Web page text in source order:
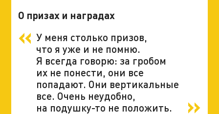
О призах и наградах
У меня столько призов,
что я уже и не помню.
Я всегда говорю: за гробом
их не понести, они все
попадают. Они вертикальные
все. Очень неудобно,
на подушку-то не положить.